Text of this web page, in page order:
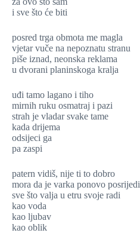
i sve što će biti
posred trga obmota me magla
vjetar vuče na nepoznatu stranu
piše iznad, neonska reklama
u dvorani planinskoga kralja
uđi tamo lagano i tiho
mirnih ruku osmatraj i pazi
strah je vladar svake tame
kada drijema
odsijeci ga
pa zaspi
patern vidiš, nije ti to dobro
mora da je varka ponovo posrijedi
sve što valja u etru svoje radi
kao voda
kao ljubav
kao oblik